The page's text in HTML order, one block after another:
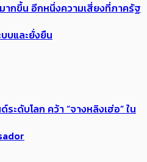
ากขึ้น อีกหนึ่งความเสี่ยงที่ภาครัฐ
บและยั่งยืน
ะดับโลก คว้า “จางหลิงเฮ่อ” ใน